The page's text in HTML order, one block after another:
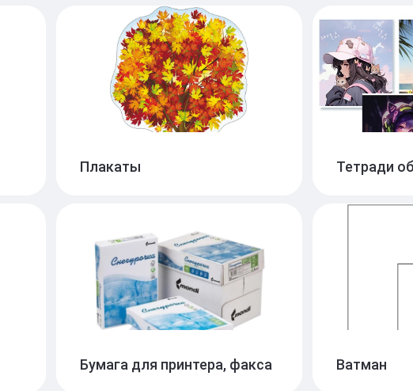
Блокноты
Ежедневники
Плакаты Тетради
Тетради
Тетради
Тетради
Бумага для принтера, факса Ватман